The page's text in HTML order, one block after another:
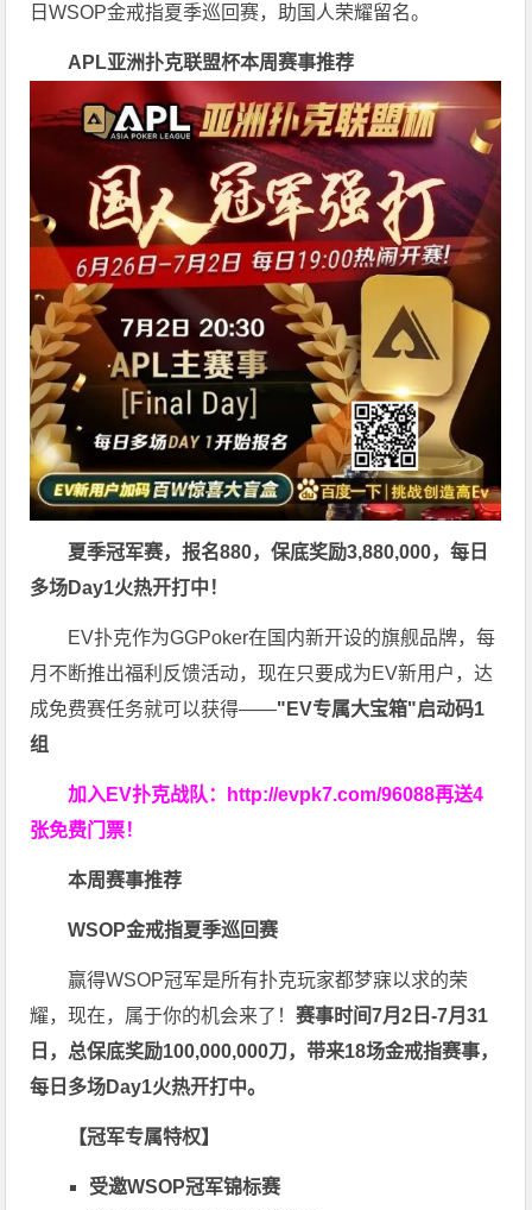
日WSOP金戒指夏季巡回赛，助国人荣耀留名。
APL亚洲扑克联盟杯本周赛事推荐
夏季冠军赛，报名880，保底奖励3,880,000，每日
多场Day1火热开打中！
EV扑克作为GGPoker在国内新开设的旗舰品牌，每
月不断推出福利反馈活动，现在只要成为EV新用户，达
成免费赛任务就可以获得——"EV专属大宝箱"启动码1
组
加入EV扑克战队： http://evpk7.com/96088再送4
张免费门票！
本周赛事推荐
WSOP金戒指夏季巡回赛
赢得WSOP冠军是所有扑克玩家都梦寐以求的荣
耀，现在，属于你的机会来了！赛事时间7月2日-7月31
日， 总保底奖励100,000,000刀，带来18场金戒指赛事，
每日多场Day1火热开打中。
【冠军专属特权】
受邀WSOP冠军锦标赛